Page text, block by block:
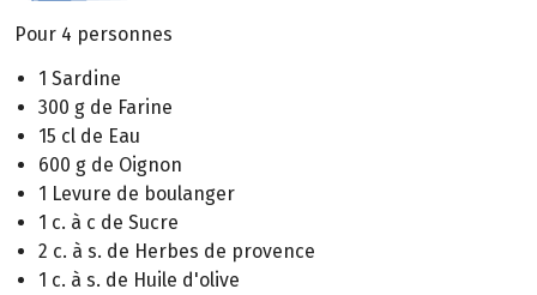
Pour 4 personnes
1 Sardine
300 g de Farine
15 cl de Eau
600 g de Oignon
1 Levure de boulanger
1 c. à c de Sucre
2 c. à s. de Herbes de provence
1 c. à s. de Huile d'olive